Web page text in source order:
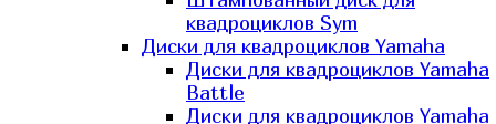
квадроциклов Sym
Диски для квадроциклов Yamaha
Диски для квадроциклов Yamaha
Battle
Диски для квадроциклов Yamaha